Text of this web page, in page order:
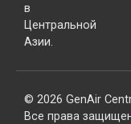
в
Центральной
Азии.
© 2026 GenAir
Все права